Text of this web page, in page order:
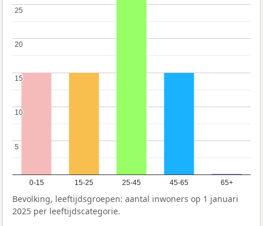
0-15 15-25 25-45 45-65 65+
5
5
10
10
15
15
20
20
25
25
Bevolking, leeftijdsgroepen: aantal inwoners op 1 januari
2025 per leeftijdscategorie.